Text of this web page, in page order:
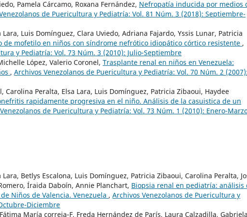
Pamela Cárcamo, Roxana Fernández, Nefropatía inducida por medios
de Puericultura y Pediatría: Vol. 81 Núm. 3 (2018): Septiembre-
Luis Domínguez, Clara Uviedo, Adriana Fajardo, Yssis Lunar, Patricia
de mofetilo en niños con síndrome nefrótico idiopático córtico resistente ,
y Pediatría: Vol. 73 Núm. 3 (2010): Julio-Septiembre
López, Valerio Coronel, Trasplante renal en niños en Venezuela:
, Archivos Venezolanos de Puericultura y Pediatría: Vol. 70 Núm. 2 (2007):
Carolina Peralta, Elsa Lara, Luis Domínguez, Patricia Zibaoui, Haydee
rapidamente progresiva en el niño. Análisis de la casuistica de un
de Puericultura y Pediatría: Vol. 73 Núm. 1 (2010): Enero-
Betlys Escalona, Luis Domínguez, Patricia Zibaoui, Carolina Peralta,
Íraida Daboín, Annie Planchart, Biopsia renal en pediatría: análisis
Niños de Valencia. Venezuela , Archivos Venezolanos de Puericultura y
Diciembre
María correia-F, Freda Hernández de París, Laura Calzadilla, Gabriela